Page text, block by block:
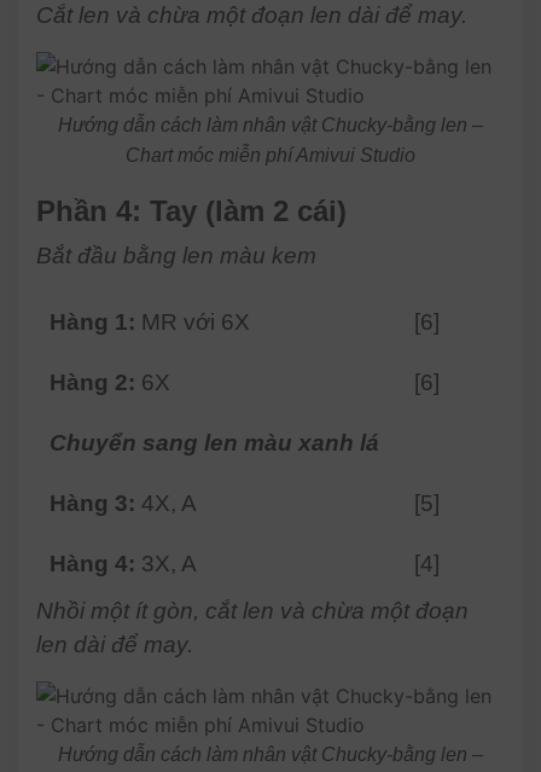
Cắt len và chừa một đoạn len dài để may.
Hướng dẫn cách làm nhân vật Chucky-bằng len –
Chart móc miễn phí Amivui Studio
Phần 4: Tay (làm 2 cái)
Bắt đầu bằng len màu kem
Hàng 1: MR với 6X [6]
Hàng 2: 6X [6]
Chuyển sang len màu xanh lá
Hàng 3: 4X, A [5]
Hàng 4: 3X, A
[4]
Nhồi một ít gòn, cắt len và chừa một đoạn
len dài để may.
Hướng dẫn cách làm nhân vật Chucky-bằng len –